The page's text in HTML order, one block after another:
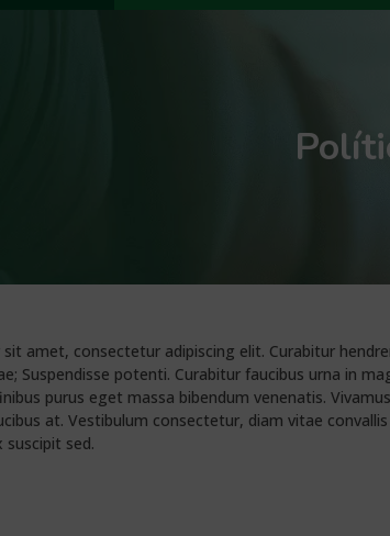
amet, consectetur adipiscing elit. Curabitur
Suspendisse potenti. Curabitur faucibus urna in
purus eget massa bibendum venenatis.
at. Vestibulum consectetur, diam vitae
suscipit sed.